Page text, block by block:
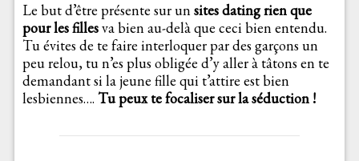
Le but d’être présente sur unsitesdating rien que
pour les fillesva bien au-delà que ceci bien entendu.
Tu évites de te faire interloquer par des garçons un
peu relou, tu n’es plus obligée d’y aller à tâtons en te
demandant si la jeune fille qui t’attire est bien
lesbiennes…. Tu peux te focaliser sur la séduction !